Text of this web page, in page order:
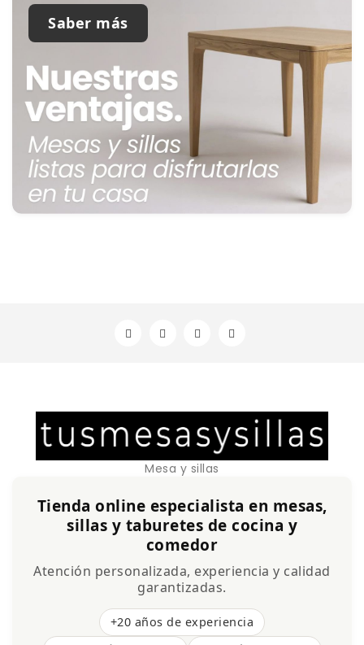
Saber más
Mesa y sillas
Tienda online especialista en mesas,
sillas y taburetes de cocina y
comedor
Atención personalizada, experiencia y calidad
garantizadas.
+20 años de experiencia